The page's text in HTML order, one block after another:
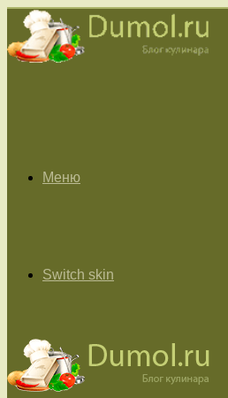
Меню
Switch skin